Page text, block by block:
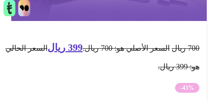
ريال السعر الأصلي هو: 700 ريال. 399 ريال السعر الحالي
-43%